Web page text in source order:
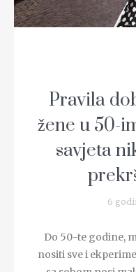
Pravila
žene u 50-
savjeta
6
Do 50-te godine,
nositi sve i